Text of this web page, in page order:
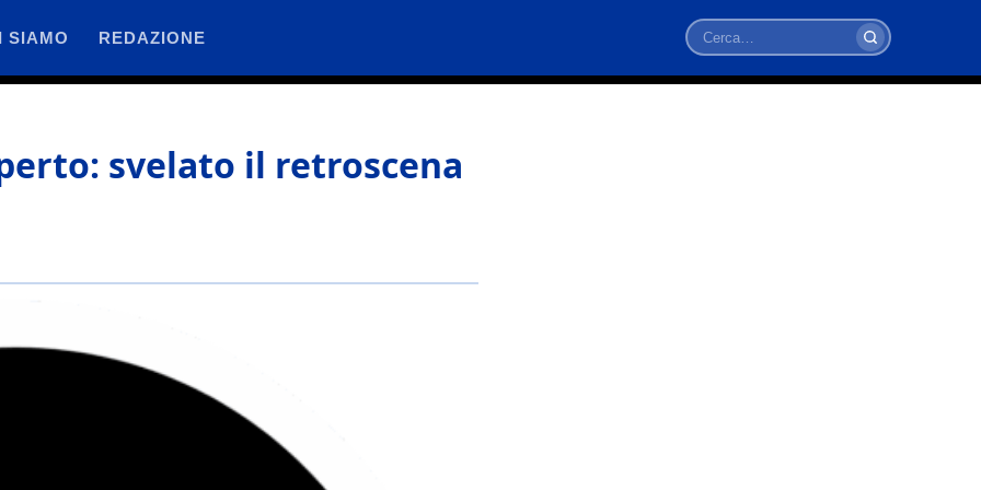
SIAMO REDAZIONE
Cerca
svelato il retroscena